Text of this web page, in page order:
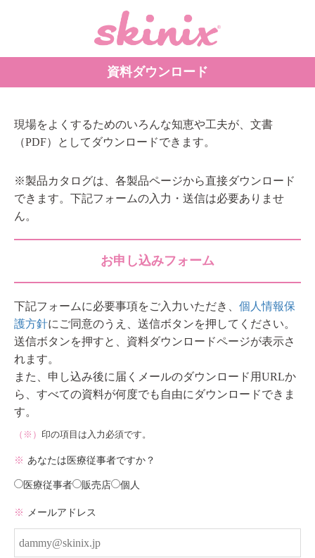
資料ダウンロード
現場をよくするためのいろんな知恵や工夫が、文書
（PDF）としてダウンロードできます。
※製品カタログは、各製品ページから直接ダウンロード
できます。下記フォームの入力・送信は必要ありませ
ん。
お申し込みフォーム
下記フォームに必要事項をご入力いただき、 個人情報保
護方針にご同意のうえ、送信ボタンを押してください。
送信ボタンを押すと、資料ダウンロードページが表示さ
れます。
また、申し込み後に届くメールのダウンロード用URLか
ら、すべての資料が何度でも自由にダウンロードできま
す。
（※） 印の項目は入力必須です。
※ あなたは医療従事者ですか？
医療従事者 販売店 個人
※ メールアドレス